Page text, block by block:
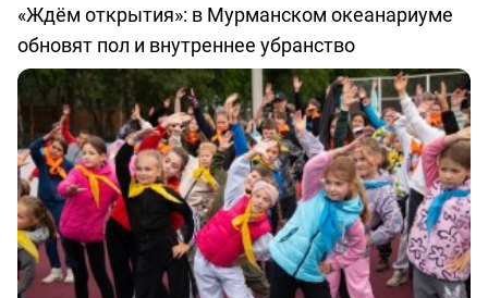
«Ждём открытия»: в Мурманском океанариуме
обновят пол и внутреннее убранство